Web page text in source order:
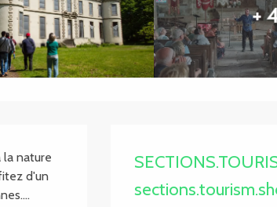
+
la nature
d'un